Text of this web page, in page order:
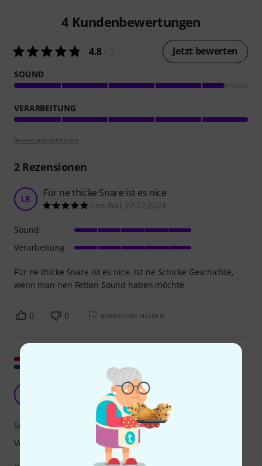
4 Kundenbewertungen
4.8 Jetzt bewerten
SOUND
VERARBEITUNG
Bewertungsrichtlinien
2Rezensionen
LR Für ne thicke Snare ist es nice
Leo Rott 27.12.2024
Für ne thicke Snare ist es nice. Ist ne Schicke Geschichte,
wenn man nen Fetten Sound haben möchte
Sound
Verarbeitung
0 0 BEWERTUNG MELDEN
Ausgezeichneter Spritzer
Frits S. 11.11.2022
Sound
Verarbeitung